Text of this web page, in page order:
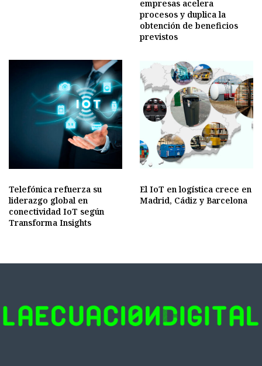
empresas acelera
procesos y duplica la
obtención de beneficios
previstos
Telefónica refuerza su
liderazgo global en
conectividad IoT según
Transforma Insights
El IoT en logística crece en
Madrid, Cádiz y Barcelona